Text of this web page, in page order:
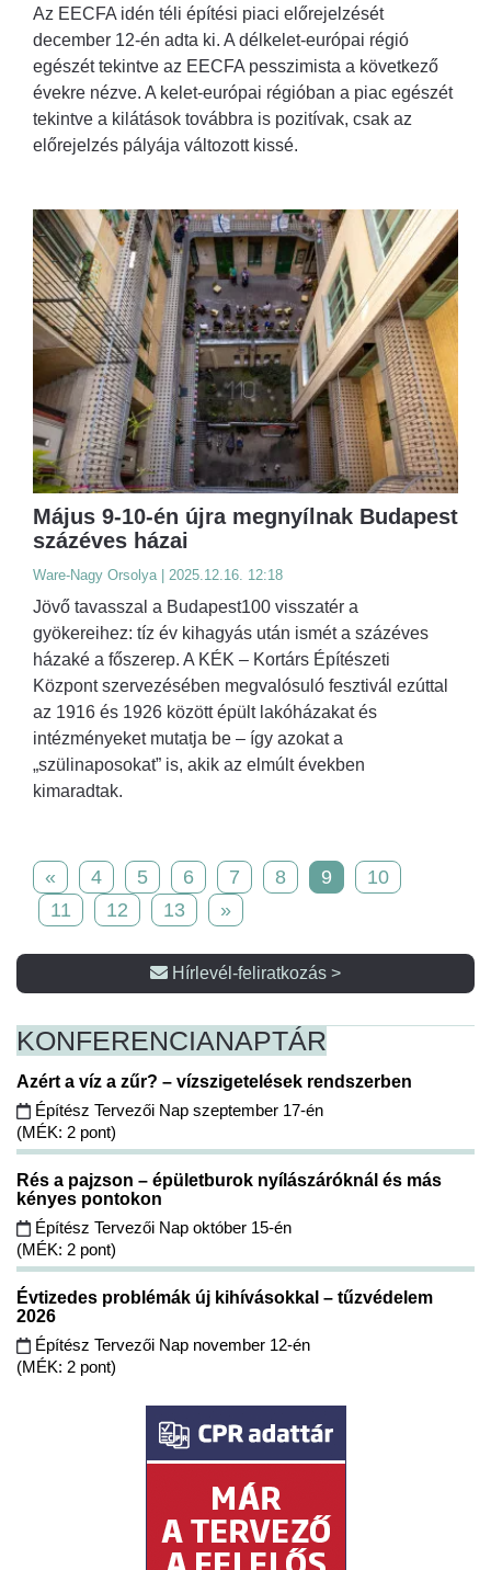
Az EECFA idén téli építési piaci előrejelzését
december 12-én adta ki. A délkelet-európai régió
egészét tekintve az EECFA pesszimista a következő
évekre nézve. A kelet-európai régióban a piac egészét
tekintve a kilátások továbbra is pozitívak, csak az
előrejelzés pályája változott kissé.
Május 9-10-én újra megnyílnak Budapest
százéves házai
Ware-Nagy Orsolya | 2025.12.16. 12:18
Jövő tavasszal a Budapest100 visszatér a
gyökereihez: tíz év kihagyás után ismét a százéves
házaké a főszerep. A KÉK – Kortárs Építészeti
Központ szervezésében megvalósuló fesztivál ezúttal
az 1916 és 1926 között épült lakóházakat és
intézményeket mutatja be – így azokat a
„szülinaposokat” is, akik az elmúlt években
kimaradtak.
« 4 5 6 7 8 9
10
11
12 13 »
Hírlevél-feliratkozás >
KONFERENCIANAPTÁR
Azért a víz a zűr? – vízszigetelések rendszerben
Építész Tervezői Nap szeptember 17-én
(MÉK: 2 pont)
Rés a pajzson – épületburok nyílászáróknál és más
kényes pontokon
Építész Tervezői Nap október 15-én
(MÉK: 2 pont)
Évtizedes problémák új kihívásokkal – tűzvédelem
2026
Építész Tervezői Nap november 12-én
(MÉK: 2 pont)